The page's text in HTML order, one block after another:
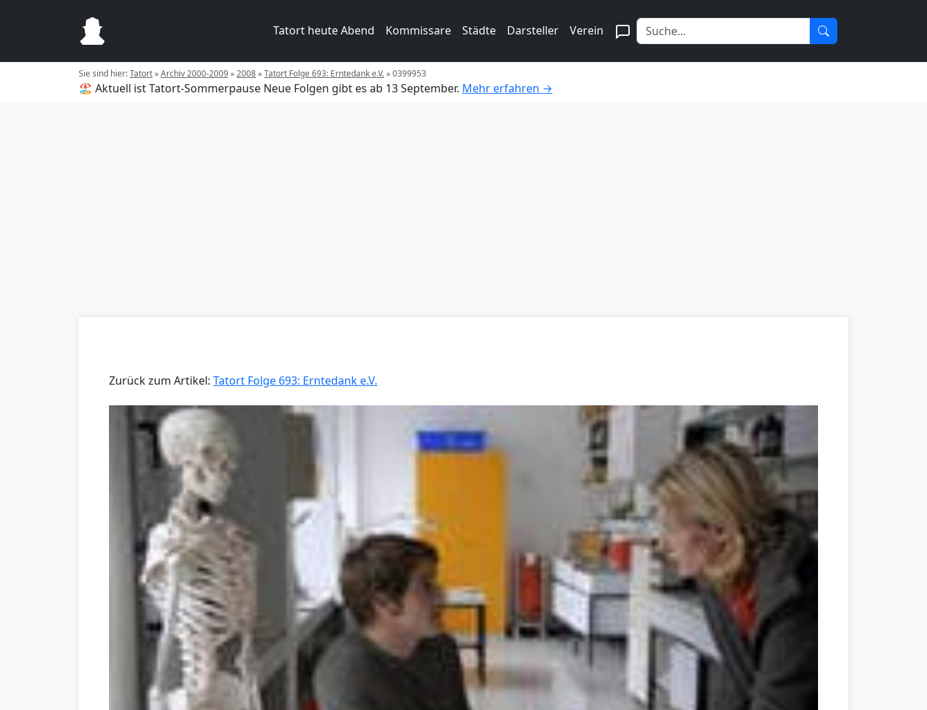
Tatort heute Abend Kommissare Städte Darsteller Verein
Sie sind hier:Tatort»Archiv 2000-2009»2008»Tatort Folge 693: Erntedank e.V.»0399953
🏖️ Aktuell ist Tatort-Sommerpause Neue Folgen gibt es ab 13 September. Mehr erfahren →
Zurück zum Artikel: Tatort Folge 693: Erntedank e.V.